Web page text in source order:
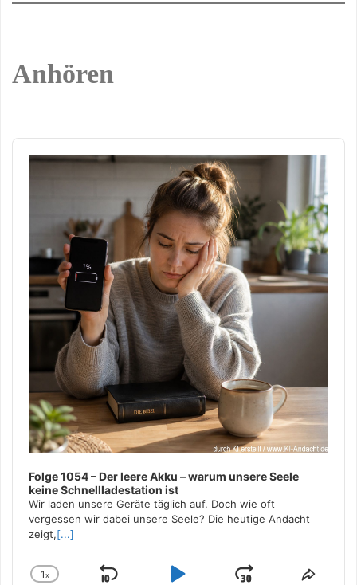
Anhören
Audio
Player
Folge 1054 – Der leere Akku – warum unsere Seele
keine Schnellladestation ist
Wir laden unsere Geräte täglich auf. Doch wie oft
vergessen wir dabei unsere Seele? Die heutige Andacht
zeigt,[...]
Change
1x Share